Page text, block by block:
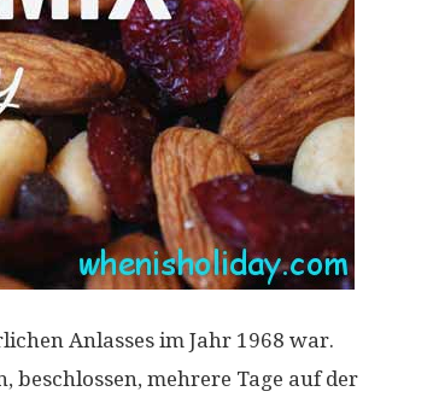
Anlasses im Jahr 1968 war.
beschlossen, mehrere Tage auf der